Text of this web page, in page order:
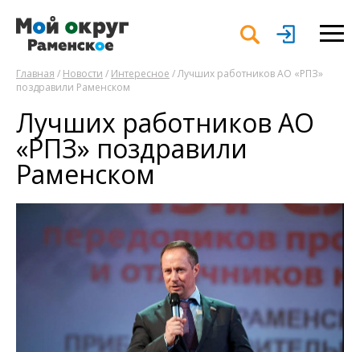
Главная / Новости / Интересное / Лучших работников АО «РПЗ»
поздравили Раменском
Лучших работников АО
«РПЗ» поздравили
Раменском